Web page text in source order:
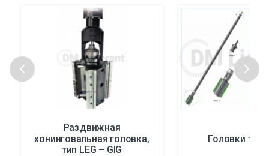
Раздвижная
хонинговальная головка,
тип LEG – GIG
Головки